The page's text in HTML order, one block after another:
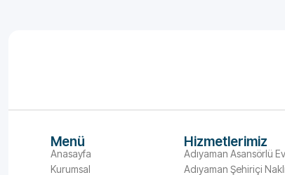
Menü
Anasayfa
Kurumsal
Hizmetlerimiz
Adıyaman Asansörlü
Adıyaman Şehiriçi